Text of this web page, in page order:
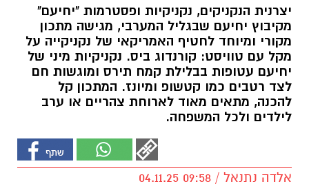
יצרנית הנקניקים, נקניקיות ופסטרמות "יחיעם"
מקיבוץ יחיעם שבגליל המערבי, מגישה מתכון
מקורי ומיוחד לחטיף האמריקאי של נקניקייה על
מקל עם טוויסט: קורנדוג ביס. נקניקיות מיני של
יחיעם עטופות בבלילת קמח תירס ומוגשות חם
לצד רטבים כמו קטשופ ומיונז. המתכון קל
להכנה, מתאים מאוד לארוחת צהריים או ערב
לילדים ולכל המשפחה.
אלדה נתנאל / 09:58 04.11.25